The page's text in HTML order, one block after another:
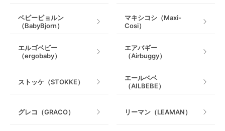
ベビービョルン
（BabyBjorn）
マキシコシ（Maxi-
Cosi）
エルゴベビー
（ergobaby）
エアバギー
（Airbuggy）
ストッケ（STOKKE）
エールベベ
（AILBEBE）
グレコ（GRACO） リーマン（LEAMAN）